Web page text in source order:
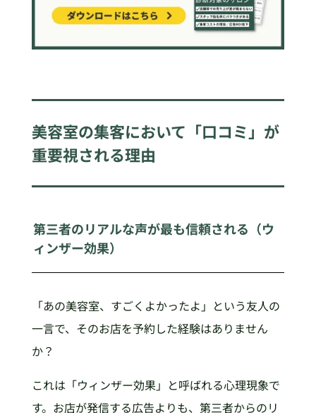
美容室の集客において「口コミ」が
重要視される理由
第三者のリアルな声が最も信頼される（ウ
ィンザー効果）
「あの美容室、すごくよかったよ」という友人の
一言で、そのお店を予約した経験はありません
か？
これは「ウィンザー効果」と呼ばれる心理現象で
す。お店が発信する広告よりも、第三者からのリ